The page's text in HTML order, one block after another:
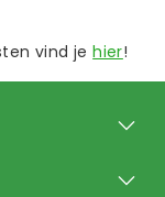
vind jehier!